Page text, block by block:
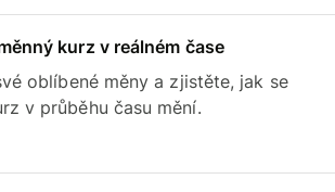
kurz v reálném čase
oblíbené měny a zjistěte, jak se
v průběhu času mění.